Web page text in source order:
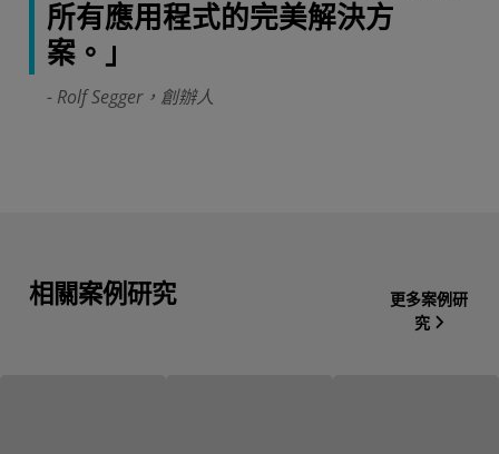
所有應用程式的完美解決方
案。」
- Rolf Segger，創辦人
相關案例研究
更多案例研
究